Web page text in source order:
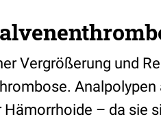
Vergrößerung und
– da sie